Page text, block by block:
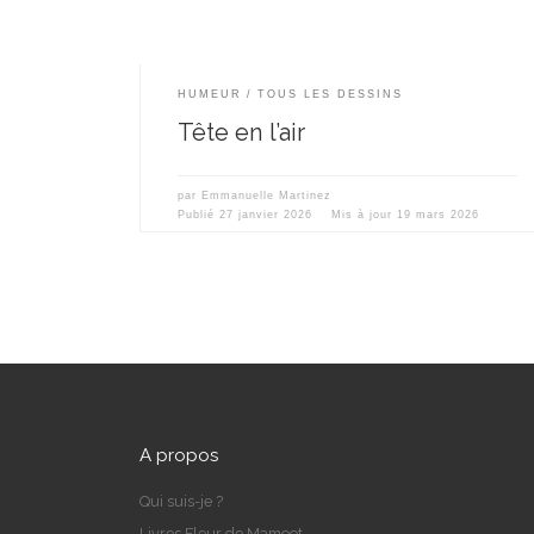
HUMEUR TOUS LES DESSINS
Tête en l’air
par Emmanuelle Martinez
Publié27 janvier 2026 Mis à jour 19 mars 2026
A propos
Qui suis-je ?